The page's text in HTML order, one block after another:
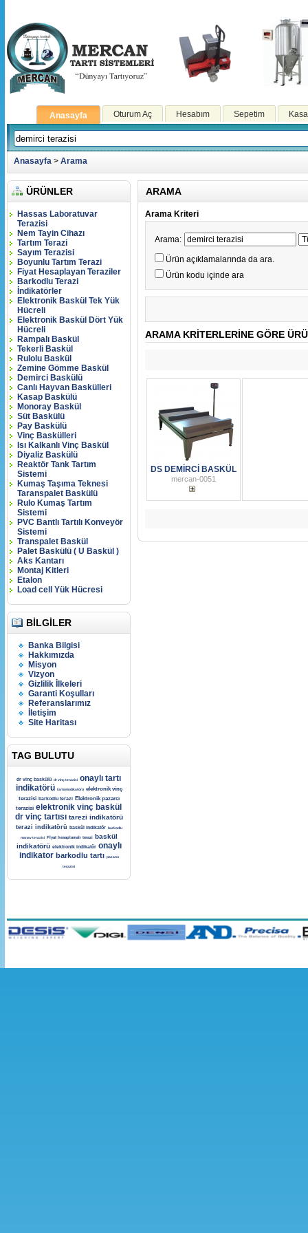
Anasayfa Oturum Aç Hesabım Sepetim
Anasayfa > Arama
ÜRÜNLER
Hassas Laboratuvar
Terazisi
Nem Tayin Cihazı
Tartım Terazi
Sayım Terazisi
Boyunlu Tartım Terazi
Fiyat Hesaplayan Teraziler
Barkodlu Terazi
İndikatörler
Elektronik Baskül Tek Yük
Hücreli
Elektronik Baskül Dört Yük
Hücreli
Rampalı Baskül
Tekerli Baskül
Rulolu Baskül
Zemine Gömme Baskül
Demirci Baskülü
Canlı Hayvan Baskülleri
Kasap Baskülü
Monoray Baskül
Süt Baskülü
Pay Baskülü
Vinç Baskülleri
Isı Kalkanlı Vinç Baskül
Diyaliz Baskülü
Reaktör Tank Tartım
Sistemi
Kumaş Taşıma Teknesi
Taranspalet Baskülü
Rulo Kumaş Tartım
Sistemi
PVC Bantlı Tartılı Konveyör
Sistemi
Transpalet Baskül
Palet Baskülü ( U Baskül )
Aks Kantarı
Montaj Kitleri
Etalon
Load cell Yük Hücresi
BILGILER
Banka Bilgisi
Hakkımızda
Misyon
Vizyon
Gizlilik İlkeleri
Garanti Koşulları
Referanslarımız
İletişim
Site Haritası
TAG BULUTU
dr vinç baskülü dr vinç terazisi onaylı tartı
indikatörü tartım indikatörü elektronik vinç
terazisi
barkodlu terazi
Elektronik pazarcı
terazisi elektronik vinç baskül
dr vinç tartısı tarezi indikatörü
terazi indikatörü baskül indikatör barkodlu
manav terazisi Fİyat hesaplamalı terazi baskül
indikatörü elektronik indikatör onaylı
indikator barkodlu tartı pazarcı
terazisi
ARAMA
Arama Kriteri
Arama:
Ürün açıklamalarında da ara.
Ürün kodu içinde ara
ARAMA KRITERLERINE GÖRE
DS DEMİRCİ BASKÜL
mercan-0051